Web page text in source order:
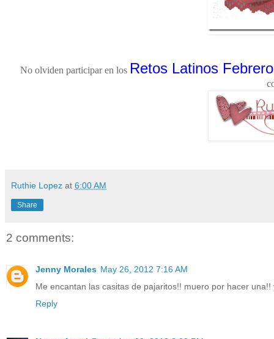
No olviden participar en los Retos Latinos Febrero
Ruthie Lopez at 6:00 AM
Share
2 comments:
Jenny Morales May 26, 2012 7:16 AM
Me encantan las casitas de pajaritos!! muero por hacer
Reply